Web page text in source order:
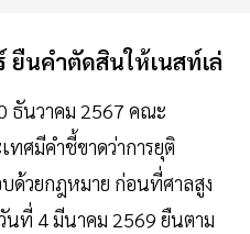
ยืนคำตัดสินให้เนสท์เล่
ธันวาคม 2567 คณะ
ทศมีคำชี้ขาดว่าการยุติ
วยกฎหมาย ก่อนที่ศาลสูง
นที่ 4 มีนาคม 2569 ยืนตาม